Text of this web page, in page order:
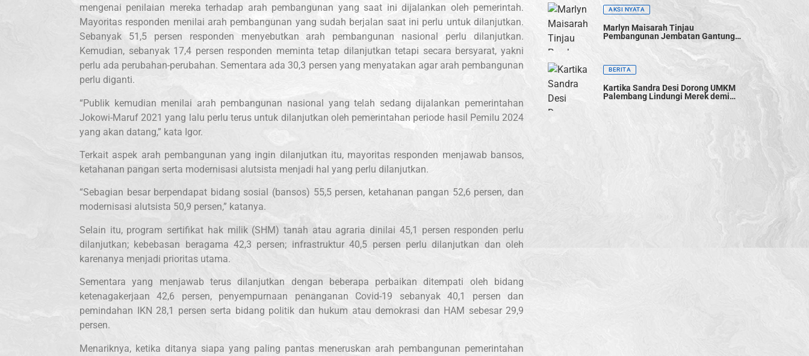
mengenai penilaian mereka terhadap arah pembangunan yang saat ini dijalankan oleh pemerintah.
Mayoritas responden menilai arah pembangunan yang sudah berjalan saat ini perlu untuk dilanjutkan.
Sebanyak 51,5 persen responden menyebutkan arah pembangunan nasional perlu dilanjutkan.
Kemudian, sebanyak 17,4 persen responden meminta tetap dilanjutkan tetapi secara bersyarat, yakni
perlu ada perubahan-perubahan. Sementara ada 30,3 persen yang menyatakan agar arah pembangunan
perlu diganti.
“Publik kemudian menilai arah pembangunan nasional yang telah sedang dijalankan pemerintahan
Jokowi-Maruf 2021 yang lalu perlu terus untuk dilanjutkan oleh pemerintahan periode hasil Pemilu 2024
yang akan datang,” kata Igor.
Terkait aspek arah pembangunan yang ingin dilanjutkan itu, mayoritas responden menjawab bansos,
ketahanan pangan serta modernisasi alutsista menjadi hal yang perlu dilanjutkan.
“Sebagian besar berpendapat bidang sosial (bansos) 55,5 persen, ketahanan pangan 52,6 persen, dan
modernisasi alutsista 50,9 persen,” katanya.
Selain itu, program sertifikat hak milik (SHM) tanah atau agraria dinilai 45,1 persen responden perlu
dilanjutkan; kebebasan beragama 42,3 persen; infrastruktur 40,5 persen perlu dilanjutkan dan oleh
karenanya menjadi prioritas utama.
Sementara yang menjawab terus dilanjutkan dengan beberapa perbaikan ditempati oleh bidang
ketenagakerjaan 42,6 persen, penyempurnaan penanganan Covid-19 sebanyak 40,1 persen dan
pemindahan IKN 28,1 persen serta bidang politik dan hukum atau demokrasi dan HAM sebesar 29,9
persen.
Menariknya, ketika ditanya siapa yang paling pantas meneruskan arah pembangunan pemerintahan
AKSI NYATA
Marlyn Maisarah Tinjau
Pembangunan Jembatan Gantung
Cibeber, Pastikan Aspirasi Warga
BERITA
Kartika Sandra Desi Dorong UMKM
Palembang Lindungi Merek demi